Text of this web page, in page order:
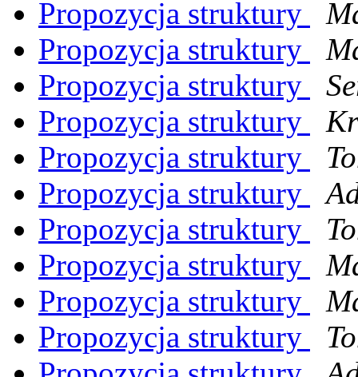
Propozycja struktury
Propozycja struktury
Propozycja struktury
Propozycja struktury
Propozycja struktury
Propozycja struktury
Propozycja struktury
Propozycja struktury
Propozycja struktury
Propozycja struktury